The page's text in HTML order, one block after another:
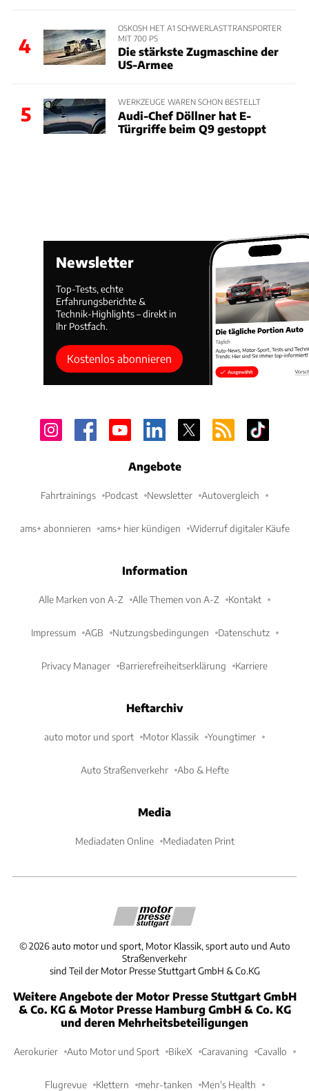
4
OSKOSH HET A1 SCHWERLASTTRANSPORTER
MIT 700 PS
Die stärkste Zugmaschine der
US-Armee
5
WERKZEUGE WAREN SCHON BESTELLT
Audi-Chef Döllner hat E-
Türgriffe beim Q9 gestoppt
Newsletter
Top-Tests, echte
Erfahrungsberichte &
Technik-Highlights – direkt in
Ihr Postfach.
Kostenlos abonnieren
Angebote
Fahrtrainings Podcast Newsletter Autovergleich
ams+ abonnieren ams+ hier kündigen Widerruf digitaler Käufe
Information
Alle Marken von A-Z Alle Themen von A-Z Kontakt
Impressum AGB Nutzungsbedingungen Datenschutz
Privacy Manager Barrierefreiheitserklärung Karriere
Heftarchiv
auto motor und sport Motor Klassik Youngtimer
Auto Straßenverkehr Abo & Hefte
Media
Mediadaten Online Mediadaten Print
©2026 auto motor und sport, Motor Klassik, sport auto und Auto
Straßenverkehr
sind Teil der Motor Presse Stuttgart GmbH & Co.KG
Weitere Angebote der Motor Presse Stuttgart GmbH
& Co. KG & Motor Presse Hamburg GmbH & Co. KG
und deren Mehrheitsbeteiligungen
Aerokurier Auto Motor und Sport BikeX Caravaning Cavallo
Flugrevue Klettern mehr-tanken Men's Health